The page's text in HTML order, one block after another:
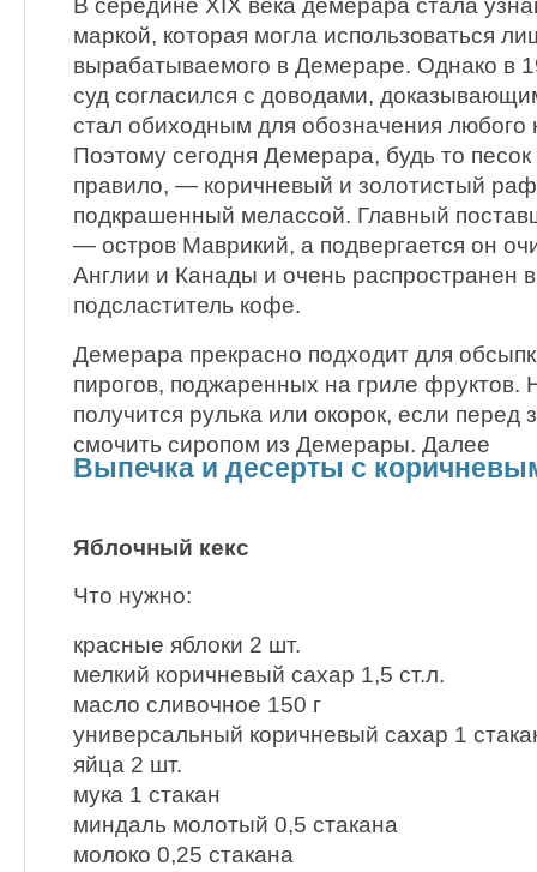
В середине XIX века демерара стала
маркой, которая могла использоваться
вырабатываемого в Демераре. Однако в
суд согласился с доводами,
стал обиходным для обозначения любого
Поэтому сегодня Демерара, будь то песок
правило, — коричневый и золотистый
подкрашенный мелассой. Главный
— остров Маврикий, а подвергается он
Англии и Канады и очень распространен в
подсластитель кофе.
Демерара прекрасно подходит для
пирогов, поджаренных на гриле фруктов.
получится рулька или окорок, если перед
смочить сиропом из Демерары. Далее
Выпечка и десерты с
Яблочный кекс
Что нужно:
красные яблоки 2 шт.
мелкий коричневый сахар 1,5 ст.л.
масло сливочное 150 г
универсальный коричневый сахар 1
яйца 2 шт.
мука 1 стакан
миндаль молотый 0,5 стакана
молоко 0,25 стакана